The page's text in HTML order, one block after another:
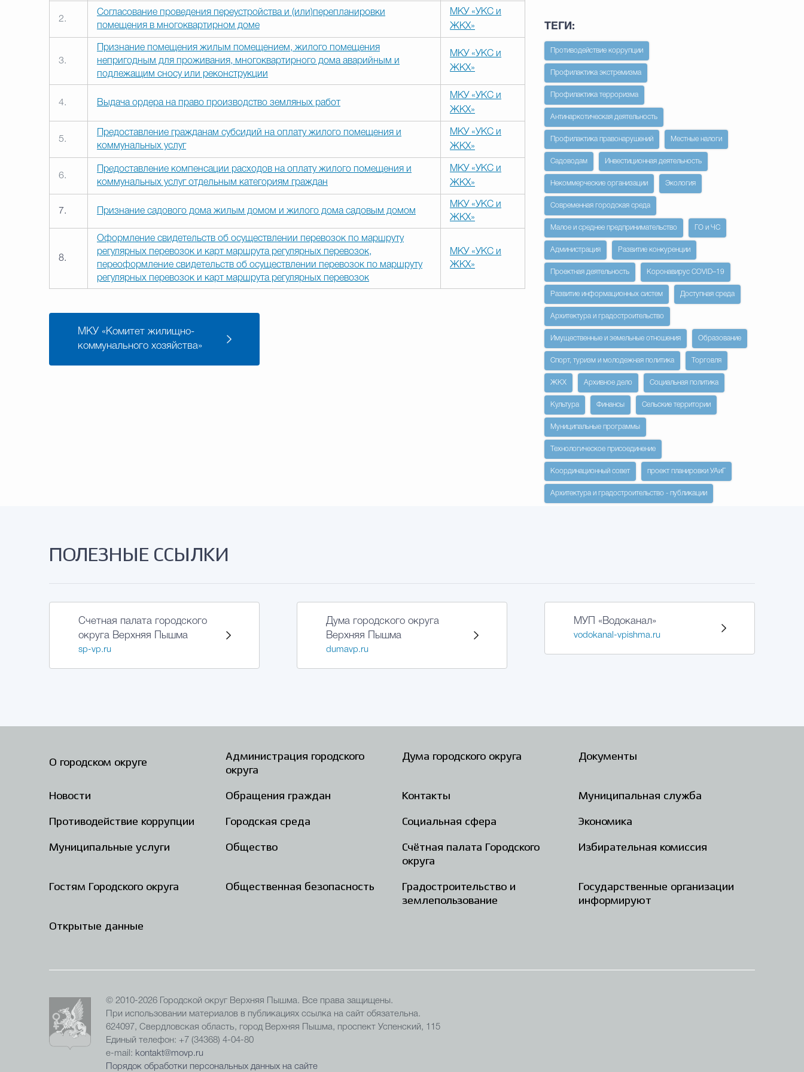
ТЕГИ:
Противодействие коррупции
Профилактика экстремизма
Профилактика терроризма
Антинаркотическая деятельность
Профилактика правонарушений Местные налоги
Садоводам Инвестиционная деятельность
Некоммерческие организации Экология
Современная городская среда
Малое и среднее предпринимательство ГО и ЧС
Администрация Развитие конкуренции
Проектная деятельность Коронавирус COVID–19
Развитие информационных систем Доступная среда
Архитектура и градостроительство
Имущественные и земельные отношения Образование
Спорт, туризм и молодежная политика Торговля
ЖКХ Архивное дело Социальная политика
Культура Финансы Сельские территории
Муниципальные программы
Технологическое присоединение
Координационный совет проект планировки УАиГ
Архитектура и градостроительство - публикации
2.
Согласование проведения переустройства и (или)перепланировки
помещения в многоквартирном доме
МКУ «УКС и
ЖКХ»
3.
Признание помещения жилым помещением, жилого помещения
непригодным для проживания, многоквартирного дома аварийным и
подлежащим сносу или реконструкции
МКУ «УКС и
ЖКХ»
4. Выдача ордера на право производство земляных работ
МКУ «УКС и
ЖКХ»
5.
Предоставление гражданам субсидий на оплату жилого помещения и
коммунальных услуг
МКУ «УКС и
ЖКХ»
6.
Предоставление компенсации расходов на оплату жилого помещения и
коммунальных услуг отдельным категориям граждан
МКУ «УКС и
ЖКХ»
7. Признание садового дома жилым домом и жилого дома садовым домом
МКУ «УКС и
ЖКХ»
8.
Оформление свидетельств об осуществлении перевозок по маршруту
регулярных перевозок и карт маршрута регулярных перевозок,
переоформление свидетельств об осуществлении перевозок по маршруту
регулярных перевозок и карт маршрута регулярных перевозок
МКУ «УКС и
ЖКХ»
МКУ «Комитет жилищно-
коммунального хозяйства»
ПОЛЕЗНЫЕ ССЫЛКИ
Счетная палата городского
округа Верхняя Пышма
sp-vp.ru
Дума городского округа
Верхняя Пышма
dumavp.ru
МУП «Водоканал»
vodokanal-vpishma.ru
О городском округе
Администрация городского
округа
Дума городского округа Документы
Новости Обращения граждан Контакты Муниципальная служба
Противодействие коррупции Городская среда Социальная сфера Экономика
Муниципальные услуги Общество
Счётная палата Городского
округа
Избирательная комиссия
Гостям Городского округа Общественная безопасность
Градостроительство и
землепользование
Государственные организации
информируют
Открытые данные
© 2010-2026 Городской округ Верхняя Пышма. Все права защищены.
При использовании материалов в публикациях ссылка на сайт обязательна.
624097, Свердловская область, город Верхняя Пышма, проспект Успенский, 115
Единый телефон: +7 (34368) 4-04-80
e-mail: kontakt@movp.ru
Порядок обработки персональных данных на сайте